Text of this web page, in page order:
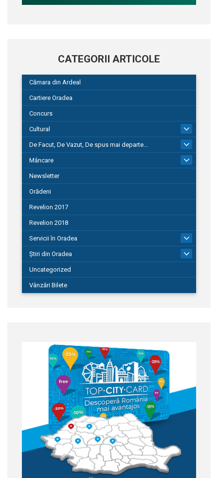
CATEGORII ARTICOLE
Cămara din Ardeal
Cartiere Oradea
Concurs
Cultural
De Facut, De Vazut, De spus mai departe…
580
Mâncare
Newsletter
Orădeni
Revelion 2017
Revelion 2018
Servicii în Oradea
Știri din Oradea
Uncategorized
Vânzări Bilete